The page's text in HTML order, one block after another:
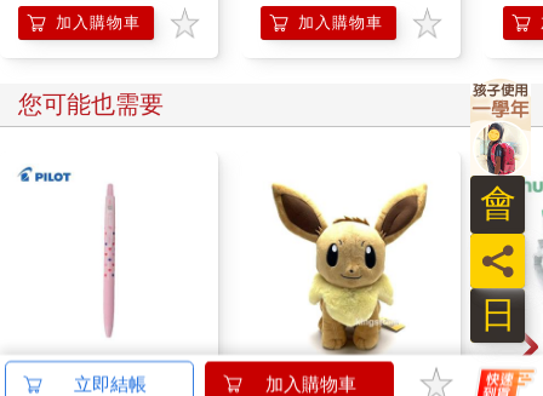
加入購物車 加入購物車
您可能也需要
百樂果汁筆0.5 PURE
寶可夢【可愛伊布】絨
立即結帳 加入購物車
日
員
會